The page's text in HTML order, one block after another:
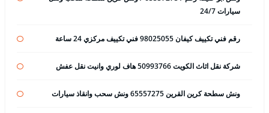
سيارات 24/7
رقم فني تكييف كيفان 98025055 فني تكييف مركزي 24 ساعة
شركة نقل اثاث الكويت 50993766 هاف لوري وانيت نقل عفش
ونش سطحة كرين القرين 65557275 ونش سحب وانقاذ سيارات